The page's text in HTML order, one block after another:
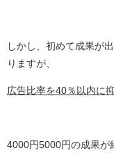
しかし、初めて成果が
りますが、
広告比率を40％以内に
4000円5000円の成果が